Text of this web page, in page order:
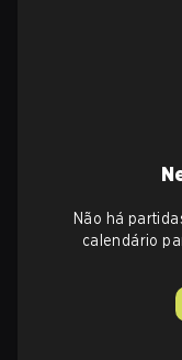
Não há
calendário